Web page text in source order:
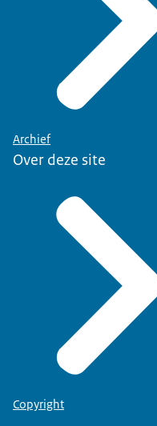
Archief
Over deze site
Copyright